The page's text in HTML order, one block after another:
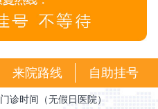
来院路线 自助挂号
门诊时间（无假日医院）